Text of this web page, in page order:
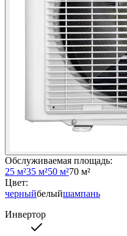
Обслуживаемая площадь:
25 м²35 м²50 м²70 м²
Цвет:
черныйбелыйшампань
Инвертор